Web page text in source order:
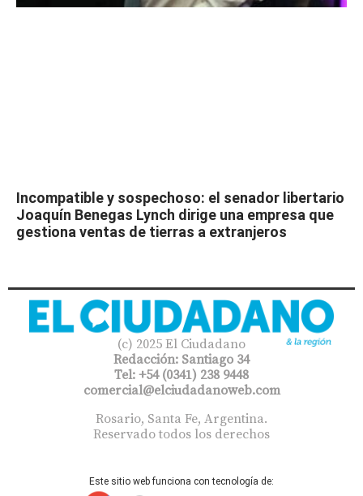
Incompatible y sospechoso: el senador libertario
Joaquín Benegas Lynch dirige una empresa que
gestiona ventas de tierras a extranjeros
(c) 2025 El Ciudadano
Redacción: Santiago 34
Tel: +54 (0341) 238 9448
comercial@elciudadanoweb.com​
Rosario, Santa Fe, Argentina.
Reservado todos los derechos
Este sitio web funciona con tecnología de: